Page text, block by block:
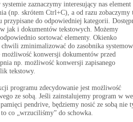
zaznaczymy interesujący nas element
(np. skrótem Ctrl+C), a od razu zobaczymy
przypisane do odpowiedniej kategorii.
jak i dokumentów tekstowych. Możemy
sortować elementy. Okienko
zminimalizować do zasobnika
konwersji dokumentów przed
np. możliwość konwersji zapisanego
tekstowy.
programu zdecydowanie jest możliwość
ze sobą. Jeśli zainstalujemy program w
pendrive, będziemy nosić ze sobą nie
co „wrzuciliśmy” do schowka.